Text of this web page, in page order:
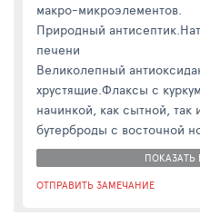
макро-микроэлементов.
Природный
печени
Великолепный
хрустящие.Флаксы с
начинкой, как сытной,
бутерброды с восточной
дарят ощущение
красители,
семена льна белого и
ОТПРАВИТЬ ЗАМЕЧАНИЕ